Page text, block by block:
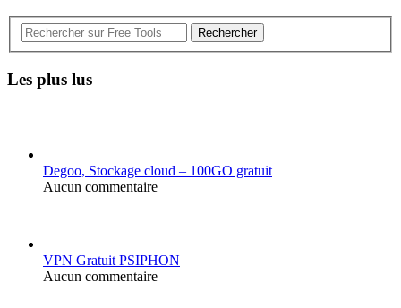
Rechercher
Les plus lus
Degoo, Stockage cloud – 100GO gratuit
Aucun commentaire
VPN Gratuit PSIPHON
Aucun commentaire